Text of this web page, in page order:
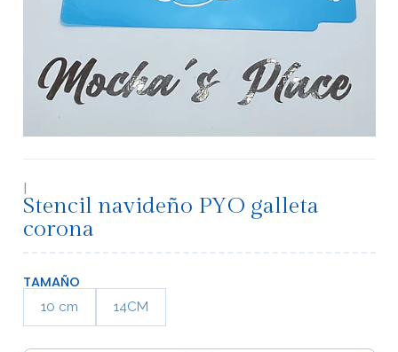
|
Stencil navideño PYO galleta
corona
TAMAÑO
10 cm 14CM